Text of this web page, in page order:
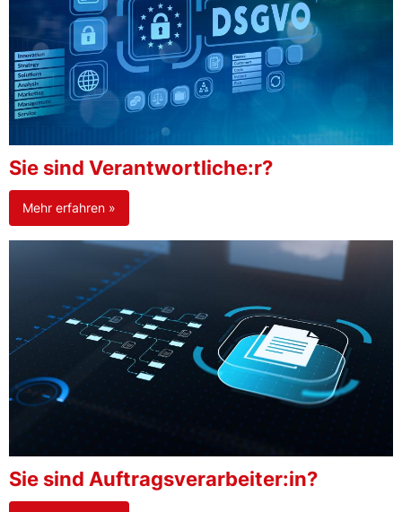
Sie sind Verantwortliche:r?
Mehr erfahren »
Sie sind Auftragsverarbeiter:in?